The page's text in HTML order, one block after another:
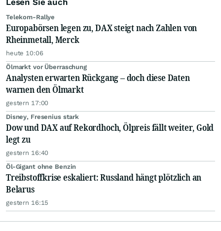
Lesen Sie auch
Telekom-Rallye
Europabörsen legen zu, DAX steigt nach Zahlen von
Rheinmetall, Merck
heute 10:06
Ölmarkt vor Überraschung
Analysten erwarten Rückgang – doch diese Daten
warnen den Ölmarkt
gestern 17:00
Disney, Fresenius stark
Dow und DAX auf Rekordhoch, Ölpreis fällt weiter, Gold
legt zu
gestern 16:40
Öl-Gigant ohne Benzin
Treibstoffkrise eskaliert: Russland hängt plötzlich an
Belarus
gestern 16:15